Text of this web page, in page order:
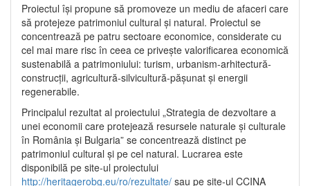
Proiectul își propune să promoveze un mediu de afaceri care
să protejeze patrimoniul cultural și natural. Proiectul se
concentrează pe patru sectoare economice, considerate cu
cel mai mare risc în ceea ce privește valorificarea economică
sustenabilă a patrimoniului: turism, urbanism-arhitectură-
construcții, agricultură-silvicultură-pășunat și energii
regenerabile.
Principalul rezultat al proiectului „Strategia de dezvoltare a
unei economii care protejează resursele naturale și culturale
în România și Bulgaria” se concentrează distinct pe
patrimoniul cultural și pe cel natural. Lucrarea este
disponibilă pe site-ul proiectului
http://heritagerobg.eu/ro/rezultate/ sau pe site-ul CCINA